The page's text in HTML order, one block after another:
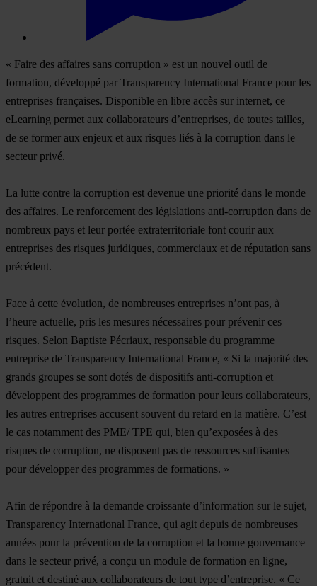
« Faire des affaires sans corruption » est un nouvel outil de
formation, développé par Transparency International France pour les
entreprises françaises. Disponible en libre accès sur internet, ce
eLearning permet aux collaborateurs d’entreprises, de toutes tailles,
de se former aux enjeux et aux risques liés à la corruption dans le
secteur privé.
La lutte contre la corruption est devenue une priorité dans le monde
des affaires. Le renforcement des législations anti-corruption dans de
nombreux pays et leur portée extraterritoriale font courir aux
entreprises des risques juridiques, commerciaux et de réputation sans
précédent.
Face à cette évolution, de nombreuses entreprises n’ont pas, à
l’heure actuelle, pris les mesures nécessaires pour prévenir ces
risques. Selon Baptiste Pécriaux, responsable du programme
entreprise de Transparency International France, « Si la majorité des
grands groupes se sont dotés de dispositifs anti-corruption et
développent des programmes de formation pour leurs collaborateurs,
les autres entreprises accusent souvent du retard en la matière. C’est
le cas notamment des PME/ TPE qui, bien qu’exposées à des
risques de corruption, ne disposent pas de ressources suffisantes
pour développer des programmes de formations. »
Afin de répondre à la demande croissante d’information sur le sujet,
Transparency International France, qui agit depuis de nombreuses
années pour la prévention de la corruption et la bonne gouvernance
dans le secteur privé, a conçu un module de formation en ligne,
gratuit et destiné aux collaborateurs de tout type d’entreprise. « Ce